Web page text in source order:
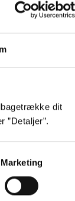
dit
”Detaljer”.
Marketing
hun giver
at vokse.
du vil
kan
var